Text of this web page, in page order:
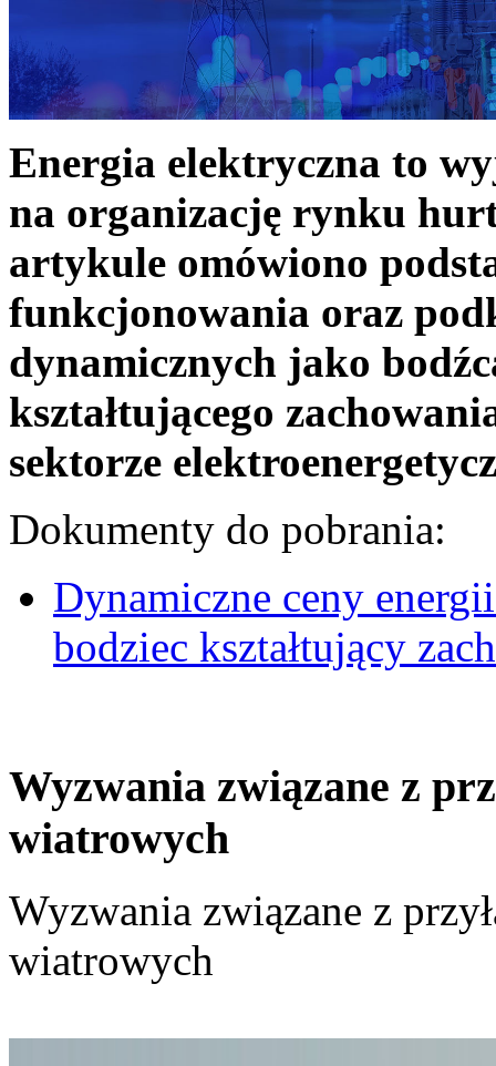
Energia elektryczna to
na organizację rynku
artykule omówiono
funkcjonowania oraz
dynamicznych jako
kształtującego
sektorze
Dokumenty do pobrania:
Dynamiczne ceny
bodziec kształtujący
Wyzwania związane z
wiatrowych
Wyzwania związane z
wiatrowych